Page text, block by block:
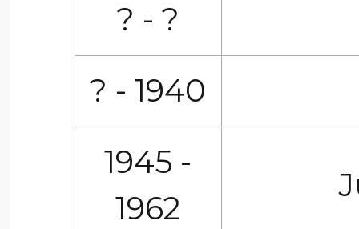
? - ?
? - 1940
1945 -
1962